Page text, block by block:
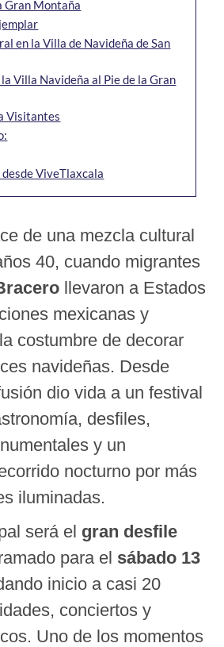
Gran Montaña
en la Villa de Navideña de San
Villa Navideña al Pie de la Gran
Visitantes
ViveTlaxcala
de una mezcla cultural
40, cuando migrantes
llevaron a Estados
mexicanas y
costumbre de decorar
navideñas. Desde
dio vida a un festival
desfiles,
y un
nocturno por más
iluminadas.
será el gran desfile
para el sábado 13
inicio a casi 20
conciertos y
Uno de los momentos